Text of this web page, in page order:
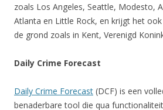
zoals Los Angeles, Seattle, Modesto,
Atlanta en Little Rock, en krijgt het
de grond zoals in Kent, Verenigd
Daily Crime Forecast
Daily Crime Forecast (DCF) is een
benaderbare tool die qua